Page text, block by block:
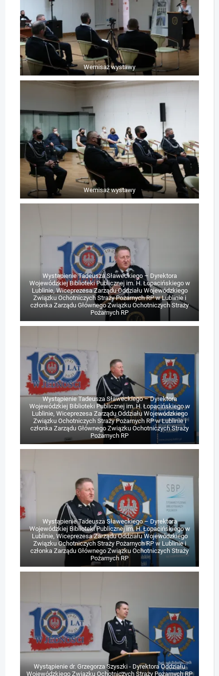
Wernisaż wystawy
Wernisaż wystawy
Wystąpienie Tadeusza Sławeckiego – Dyrektora
Wojewódzkiej Biblioteki Publicznej im. H. Łopacińskiego w
Lublinie, Wiceprezesa Zarządu Oddziału Wojewódzkiego
Związku Ochotniczych Straży Pożarnych RP w Lublinie i
członka Zarządu Głównego Związku Ochotniczych Straży
Pożarnych RP
Wystąpienie Tadeusza Sławeckiego – Dyrektora
Wojewódzkiej Biblioteki Publicznej im. H. Łopacińskiego w
Lublinie, Wiceprezesa Zarządu Oddziału Wojewódzkiego
Związku Ochotniczych Straży Pożarnych RP w Lublinie i
członka Zarządu Głównego Związku Ochotniczych Straży
Pożarnych RP
Wystąpienie Tadeusza Sławeckiego – Dyrektora
Wojewódzkiej Biblioteki Publicznej im. H. Łopacińskiego w
Lublinie, Wiceprezesa Zarządu Oddziału Wojewódzkiego
Związku Ochotniczych Straży Pożarnych RP w Lublinie i
członka Zarządu Głównego Związku Ochotniczych Straży
Pożarnych RP
Wystąpienie dr. Grzegorza Szyszki - Dyrektora Oddziału
Wojewódzkiego Związku Ochotniczych Straży Pożarnych RP